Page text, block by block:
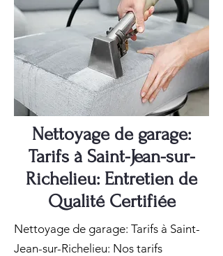
Nettoyage de garage:
Tarifs à Saint-Jean-sur-
Richelieu: Entretien de
Qualité Certifiée
Nettoyage de garage: Tarifs à Saint-
Jean-sur-Richelieu: Nos tarifs